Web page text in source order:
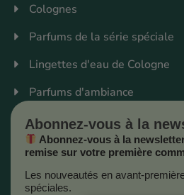
Colognes
Parfums de la série spéciale
Lingettes d'eau de Cologne
Parfums d'ambiance
Abonnez-vous à la
Abonnez-vous à la
remise sur votre première
Les nouveautés en avant-
spéciales.